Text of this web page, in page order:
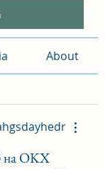
About
на OKX